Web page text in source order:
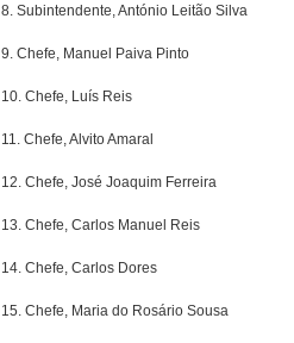
8. Subintendente, António Leitão Silva
9. Chefe, Manuel Paiva Pinto
10. Chefe, Luís Reis
11. Chefe, Alvito Amaral
12. Chefe, José Joaquim Ferreira
13. Chefe, Carlos Manuel Reis
14. Chefe, Carlos Dores
15. Chefe, Maria do Rosário Sousa